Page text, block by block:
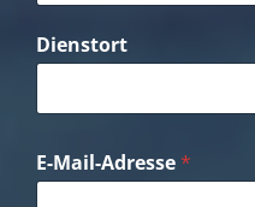
Dienstort
E-Mail-Adresse *